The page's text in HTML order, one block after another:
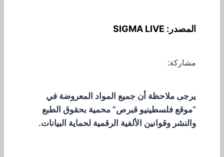
المصدر: SIGMA LIVE
مشاركة:
يرجى ملاحظة أن جميع المواد المعروضة في
“موقع فلسطينيو قبرص” محمية بحقوق الطبع
والنشر وقوانين الألفية الرقمية لحماية البيانات.